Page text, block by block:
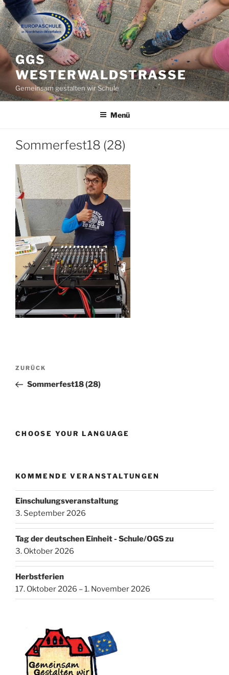
Zum
Inhalt
springen
GGS
WESTERWALDSTRASSE
Gemeinsam gestalten wir Schule
Menü
Sommerfest18 (28)
Beitragsnavigation
Vorheriger
Beitrag
ZURÜCK
Sommerfest18 (28)
CHOOSE YOUR LANGUAGE
KOMMENDE VERANSTALTUNGEN
Einschulungsveranstaltung
3. September 2026
Tag der deutschen Einheit - Schule/OGS zu
3. Oktober 2026
Herbstferien
17. Oktober 2026 – 1. November 2026